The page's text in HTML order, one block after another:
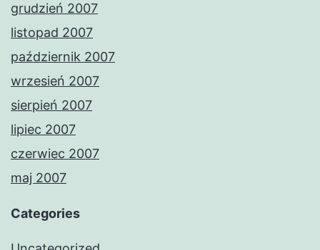
grudzień 2007
listopad 2007
październik 2007
wrzesień 2007
sierpień 2007
lipiec 2007
czerwiec 2007
maj 2007
Categories